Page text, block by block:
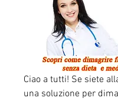
Ciao a tutti! Se siete
una soluzione per